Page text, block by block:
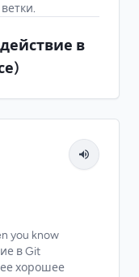
в
you know
в Git
хорошее